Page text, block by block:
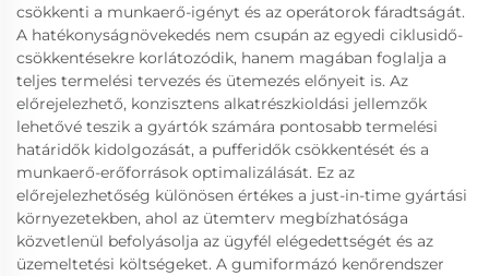
csökkenti a munkaerő-igényt és az operátorok fáradtságát.
A hatékonyságnövekedés nem csupán az egyedi ciklusidő-
csökkentésekre korlátozódik, hanem magában foglalja a
teljes termelési tervezés és ütemezés előnyeit is. Az
előrejelezhető, konzisztens alkatrészkioldási jellemzők
lehetővé teszik a gyártók számára pontosabb termelési
határidők kidolgozását, a pufferidők csökkentését és a
munkaerő-erőforrások optimalizálását. Ez az
előrejelezhetőség különösen értékes a just-in-time gyártási
környezetekben, ahol az ütemterv megbízhatósága
közvetlenül befolyásolja az ügyfél elégedettségét és az
üzemeltetési költségeket. A gumiformázó kenőrendszer